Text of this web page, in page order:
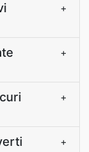
+
+
+
+